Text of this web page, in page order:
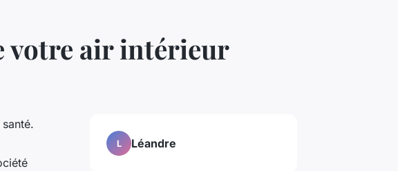
votre air intérieur
L Léandre